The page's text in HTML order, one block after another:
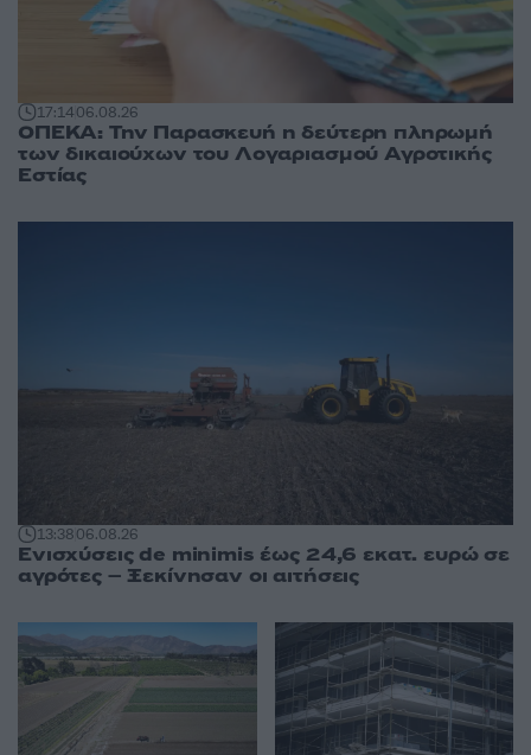
17:1406.08.26
ΟΠΕΚΑ: Την Παρασκευή η δεύτερη πληρωμή
των δικαιούχων του Λογαριασμού Αγροτικής
Εστίας
13:3806.08.26
Ενισχύσεις de minimis έως 24,6 εκατ. ευρώ σε
αγρότες – Ξεκίνησαν οι αιτήσεις